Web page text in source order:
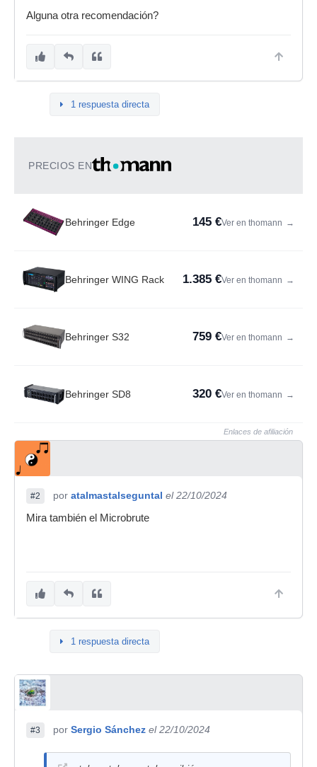
Alguna otra recomendación?
1 respuesta directa
PRECIOS EN
Behringer Edge 145 €Ver en thomann →
Behringer WING Rack 1.385 €Ver en thomann →
Behringer S32 759 €Ver en thomann →
Behringer SD8 320 €Ver en thomann →
Enlaces de afiliación
#2 por atalmastalseguntal el 22/10/2024
Mira también el Microbrute
1 respuesta directa
#3 por Sergio Sánchez el 22/10/2024